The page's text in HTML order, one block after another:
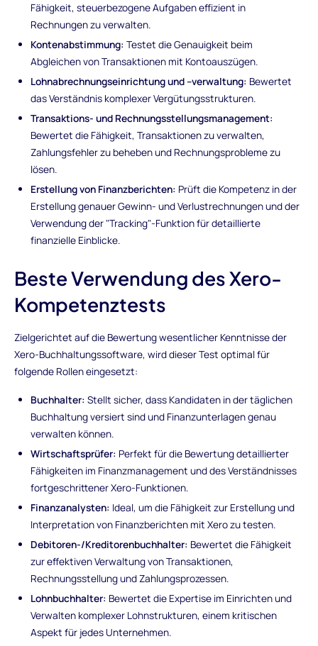
Fähigkeit, steuerbezogene Aufgaben effizient in
Rechnungen zu verwalten.
Kontenabstimmung: Testet die Genauigkeit beim
Abgleichen von Transaktionen mit Kontoauszügen.
Lohnabrechnungseinrichtung und –verwaltung: Bewertet
das Verständnis komplexer Vergütungsstrukturen.
Transaktions- und Rechnungsstellungsmanagement:
Bewertet die Fähigkeit, Transaktionen zu verwalten,
Zahlungsfehler zu beheben und Rechnungsprobleme zu
lösen.
Erstellung von Finanzberichten: Prüft die Kompetenz in der
Erstellung genauer Gewinn- und Verlustrechnungen und der
Verwendung der "Tracking"-Funktion für detaillierte
finanzielle Einblicke.
Beste Verwendung des Xero-
Kompetenztests
Zielgerichtet auf die Bewertung wesentlicher Kenntnisse der
Xero-Buchhaltungssoftware, wird dieser Test optimal für
folgende Rollen eingesetzt:
Buchhalter: Stellt sicher, dass Kandidaten in der täglichen
Buchhaltung versiert sind und Finanzunterlagen genau
verwalten können.
Wirtschaftsprüfer: Perfekt für die Bewertung detaillierter
Fähigkeiten im Finanzmanagement und des Verständnisses
fortgeschrittener Xero-Funktionen.
Finanzanalysten: Ideal, um die Fähigkeit zur Erstellung und
Interpretation von Finanzberichten mit Xero zu testen.
Debitoren-/Kreditorenbuchhalter: Bewertet die Fähigkeit
zur effektiven Verwaltung von Transaktionen,
Rechnungsstellung und Zahlungsprozessen.
Lohnbuchhalter: Bewertet die Expertise im Einrichten und
Verwalten komplexer Lohnstrukturen, einem kritischen
Aspekt für jedes Unternehmen.